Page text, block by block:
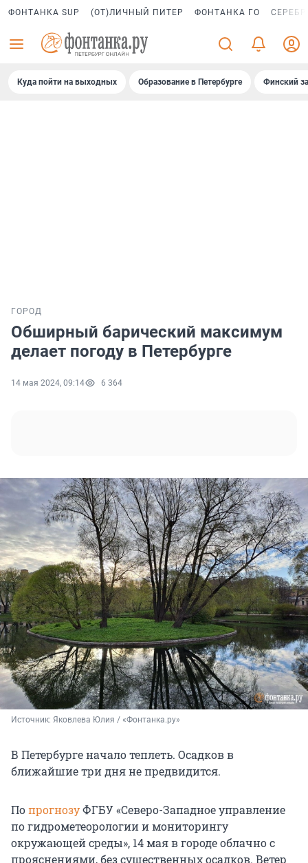
ФОНТАНКА SUP (ОТ)ЛИЧНЫЙ ПИТЕР ФОНТАНКА ГО
Куда пойти на выходных Образование в Петербурге Финский
ГОРОД
Обширный барический максимум
делает погоду в Петербурге
14 мая 2024, 09:14 6 364
Источник: Яковлева Юлия / «Фонтанка.ру»
В Петербурге начало теплеть. Осадков в
ближайшие три дня не предвидится.
ПопрогнозуФГБУ «Северо-Западное управление
по гидрометеорологии и мониторингу
окружающей среды», 14 мая в городе облачно с
прояснениями, без существенных осадков. Ветер